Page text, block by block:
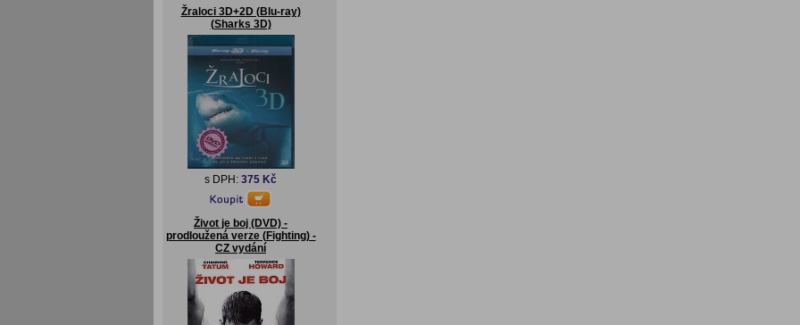
Žraloci 3D+2D (Blu-ray)
(Sharks 3D)
s DPH: 375 Kč
Život je boj (DVD) -
prodloužená verze (Fighting) -
CZ vydání